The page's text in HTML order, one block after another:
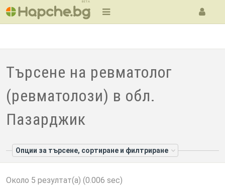
BETA
Търсене на ревматолог
(ревматолози) в обл.
Пазарджик
Опции за търсене, сортиране и филтриране
Около 5 резултат(а) (0.006 sec)